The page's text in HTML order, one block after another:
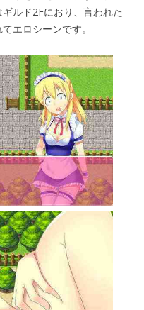
ルド2Fにおり、言われた
エロシーンです。